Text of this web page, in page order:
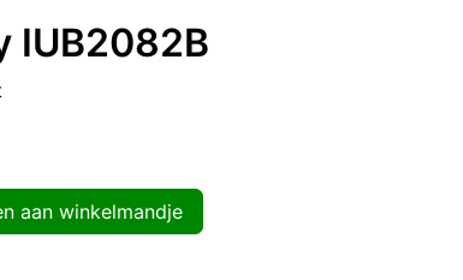
IUB2082B
aan winkelmandje